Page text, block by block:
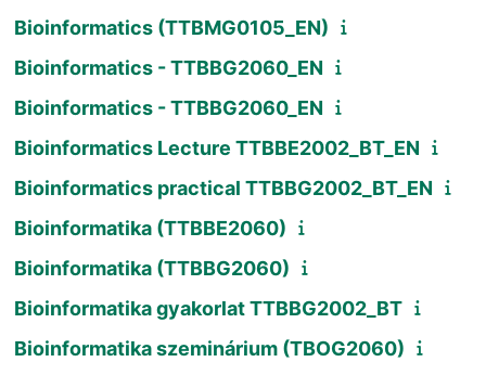
Bioinformatics (TTBMG0105_EN)
Bioinformatics - TTBBG2060_EN
Bioinformatics - TTBBG2060_EN
Bioinformatics Lecture TTBBE2002_BT_EN
Bioinformatics practical TTBBG2002_BT_EN
Bioinformatika (TTBBE2060)
Bioinformatika (TTBBG2060)
Bioinformatika gyakorlat TTBBG2002_BT
Bioinformatika szeminárium (TBOG2060)